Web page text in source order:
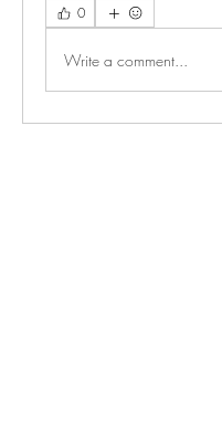
0
Write a comment...